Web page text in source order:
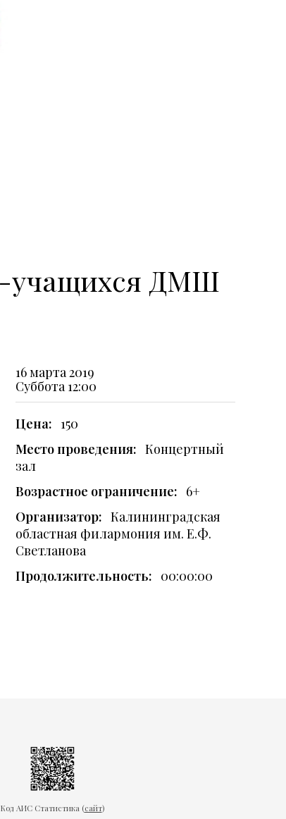
учащихся ДМШ
16 марта 2019
Суббота 12:00
Цена: 150
Место проведения: Концертный
зал
Возрастное ограничение: 6+
Организатор: Калининградская
областная филармония им. Е.Ф.
Светланова
Продолжительность: 00:00:00
Код АИС Статистика (сайт)